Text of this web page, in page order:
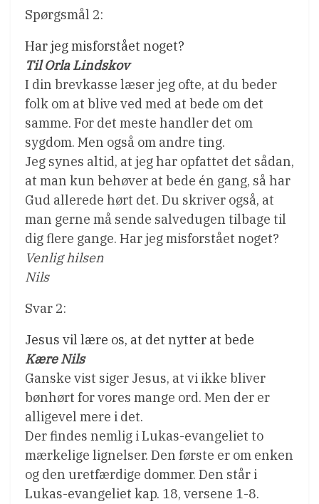
Spørgsmål 2:
Har jeg misforstået noget?
Til Orla Lindskov
I din brevkasse læser jeg ofte, at du beder
folk om at blive ved med at bede om det
samme. For det meste handler det om
sygdom. Men også om andre ting.
Jeg synes altid, at jeg har opfattet det sådan,
at man kun behøver at bede én gang, så har
Gud allerede hørt det. Du skriver også, at
man gerne må sende salvedugen tilbage til
dig flere gange. Har jeg misforstået noget?
Venlig hilsen
Nils
Svar 2:
Jesus vil lære os, at det nytter at bede
Kære Nils
Ganske vist siger Jesus, at vi ikke bliver
bønhørt for vores mange ord. Men der er
alligevel mere i det.
Der findes nemlig i Lukas-evangeliet to
mærkelige lignelser. Den første er om enken
og den uretfærdige dommer. Den står i
Lukas-evangeliet kap. 18, versene 1-8.